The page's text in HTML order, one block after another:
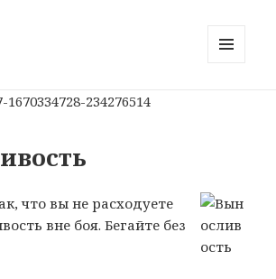
что вы не расходуете
вне боя. Бегайте без